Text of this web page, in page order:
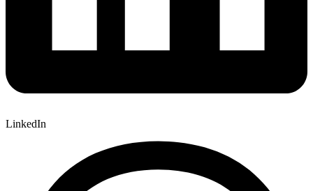
LinkedIn